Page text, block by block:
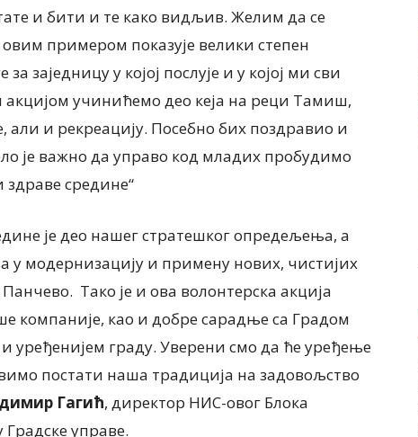
и бити и те како видљив. Желим да се
примером показује велики степен
заједницу у којој послује и у којој ми сви
учинићемо део кеја на реци Тамиш,
и рекреацију. Посебно бих поздравио и
је важно да управо код младих пробудимо
здраве средине“
је део нашег стратешког опредељења, а
у модернизацију и примену нових, чистијих
Тако је и ова волонтерска акција
компаније, као и добре сарадње са Градом
уређенијем граду. Уверени смо да ће уређење
постати наша традиција на задовољство
Гагић, директор НИС-овог Блока
управе.
УМЕТНОСТ
ЖИВОТУ
РЕЂЕ
ЛОКАЛНА САМОУПРАВА
Почели радови на изградњи
водовода до Банатског Новог
Села, чиме ће и ово место бити
6 августа, 2026